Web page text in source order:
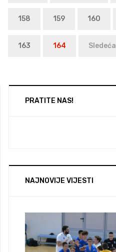
158 159 160
163 164 Sledeća
PRATITE NAS!
NAJNOVIJE VIJESTI